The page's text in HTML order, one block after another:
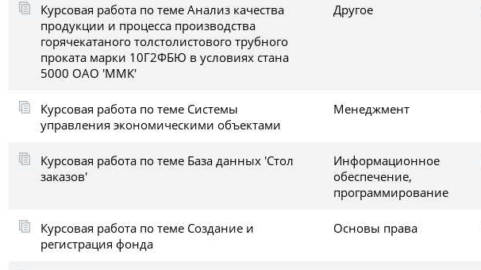
Курсовая работа по теме Анализ качества
продукции и процесса производства
горячекатаного толстолистового трубного
проката марки 10Г2ФБЮ в условиях стана
5000 ОАО 'ММК'
Другое
Курсовая работа по теме Системы
управления экономическими объектами
Менеджмент
Курсовая работа по теме База данных 'Стол
заказов'
Информационное
обеспечение,
программирование
Курсовая работа по теме Создание и
регистрация фонда
Основы права